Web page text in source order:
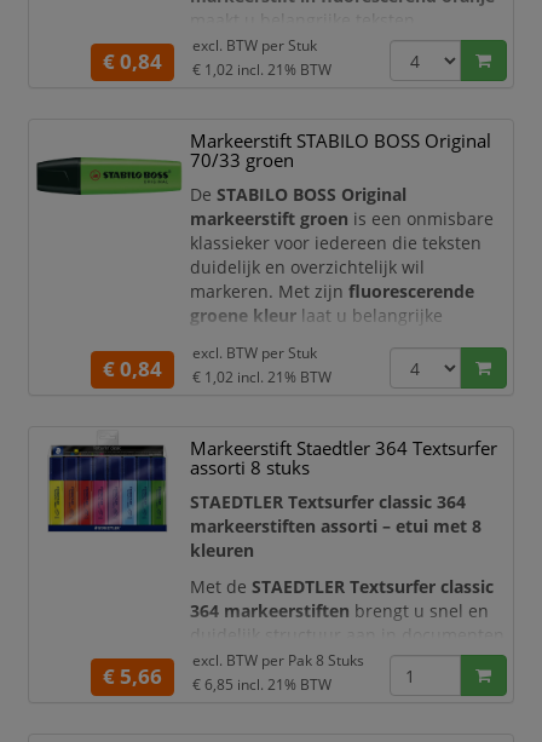
actiepunten en aandachtspunten
direct zichtbaar. De heldere
studieboeken, rapporten, agenda’s en
notities. Doordat de inkt transparant is,
blijft de gemarkeerde tekst duidelijk
leesbaar.
De markeerstift is voorzi
€ 0,84
excl. BTW per Stuk
€ 1,02 incl. 21% BTW
Markeerstift STABILO BOSS Original
70/33 groen
DeSTABILO BOSS Original
markeerstift groen is een onmisbare
klassieker voor iedereen die teksten
duidelijk en overzichtelijk wil
markeren. Met zijnfluorescerende
groene kleur laat u belangrijke
zowel studie, kantoorwerk als creatieve
toepassingen.
geschuinde schrijfpunt, waarmee u
eenvoudig kunt variëren tussen
en brede lijnenvan2 tot 5 mm.
Hierdoor is de st
€ 0,84
excl. BTW per Stuk
€ 1,02 incl. 21% BTW
Markeerstift Staedtler 364 Textsurfer
assorti 8 stuks
STAEDTLER Textsurfer classic 364
markeerstiften assorti – etui met 8
kleuren
Met deSTAEDTLER Textsurfer classic
364 markeerstiften brengt u snel en
studieboeken, rapporten en
aantekeningen. Het etui bevat acht
€ 5,66
excl. BTW per Pak 8 Stuks
€ 6,85 incl. 21% BTW